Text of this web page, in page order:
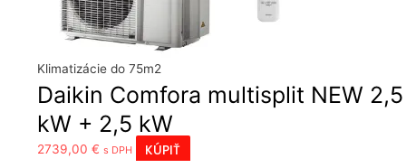
Klimatizácie do 75m2
Daikin Comfora multisplit NEW 2,5
kW + 2,5 kW
2739,00€ s DPH KÚPIŤ